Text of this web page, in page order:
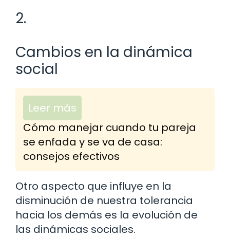
2.
Cambios en la dinámica
social
Leer más
Cómo manejar cuando tu pareja
se enfada y se va de casa:
consejos efectivos
Otro aspecto que influye en la
disminución de nuestra tolerancia
hacia los demás es la evolución de
las dinámicas sociales.